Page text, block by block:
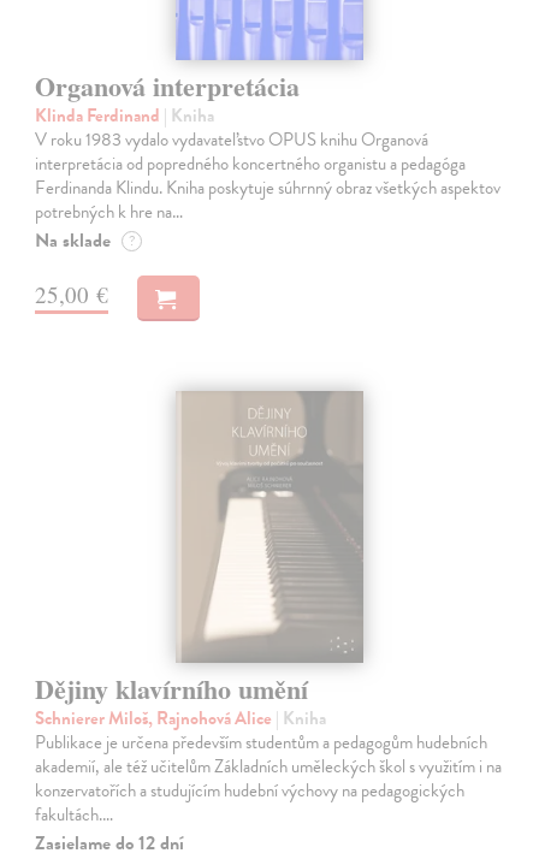
Organová interpretácia
Klinda Ferdinand | Kniha
V roku 1983 vydalo vydavateľstvo OPUS knihu Organová
interpretácia od popredného koncertného organistu a pedagóga
Ferdinanda Klindu. Kniha poskytuje súhrnný obraz všetkých aspektov
potrebných k hre na…
Na sklade ?
25,00 €
Dějiny klavírního umění
Schnierer Miloš, Rajnohová Alice | Kniha
Publikace je určena především studentům a pedagogům hudebních
akademií, ale též učitelům Základních uměleckých škol s využitím i na
konzervatořích a studujícím hudební výchovy na pedagogických
fakultách.…
Zasielame do 12 dní